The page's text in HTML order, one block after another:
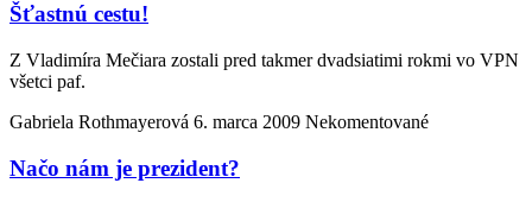
Šťastnú cestu!
Z Vladimíra Mečiara zostali pred takmer dvadsiatimi rokmi vo VPN
všetci paf.
Gabriela Rothmayerová 6. marca 2009 Nekomentované
Načo nám je prezident?